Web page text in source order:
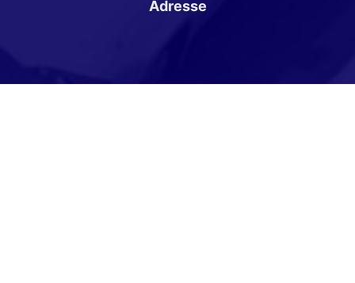
Adresse